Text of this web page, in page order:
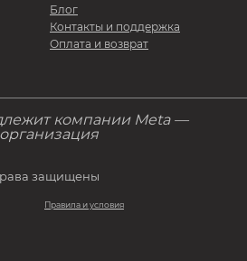
Блог
Контакты и поддержка
Оплата и возврат
компании Meta —
защищены
Правила и условия